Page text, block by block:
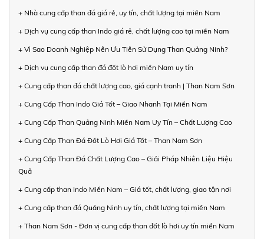
+ Nhà cung cấp than đá giá rẻ, uy tín, chất lượng tại miền Nam
+ Dịch vụ cung cấp than Indo giá rẻ, chất lượng cao tại miền Nam
+ Vì Sao Doanh Nghiệp Nên Ưu Tiên Sử Dụng Than Quảng Ninh?
+ Dịch vụ cung cấp than đá đốt lò hơi miền Nam uy tín
+ Cung cấp than đá chất lượng cao, giá cạnh tranh | Than Nam Sơn
+ Cung Cấp Than Indo Giá Tốt – Giao Nhanh Tại Miền Nam
+ Cung Cấp Than Quảng Ninh Miền Nam Uy Tín – Chất Lượng Cao
+ Cung Cấp Than Đá Đốt Lò Hơi Giá Tốt – Than Nam Sơn
+ Cung Cấp Than Đá Chất Lượng Cao – Giải Pháp Nhiên Liệu Hiệu
Quả
+ Cung cấp than Indo Miền Nam – Giá tốt, chất lượng, giao tận nơi
+ Cung cấp than đá Quảng Ninh uy tín, chất lượng tại miền Nam
+ Than Nam Sơn - Đơn vị cung cấp than đốt lò hơi uy tín miền Nam